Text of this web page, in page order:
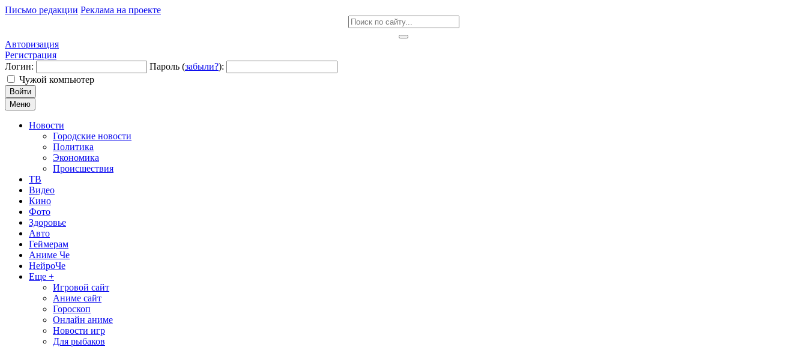
Письмо редакции Реклама на проекте
Авторизация
Регистрация
Логин:
Пароль (забыли?):
Чужой компьютер
Войти
Меню
Новости
Городские новости
Политика
Экономика
Происшествия
ТВ
Видео
Кино
Фото
Здоровье
Авто
Геймерам
Аниме Че
НейроЧе
Еще +
Игровой сайт
Аниме сайт
Гороскоп
Онлайн аниме
Новости игр
Для рыбаков